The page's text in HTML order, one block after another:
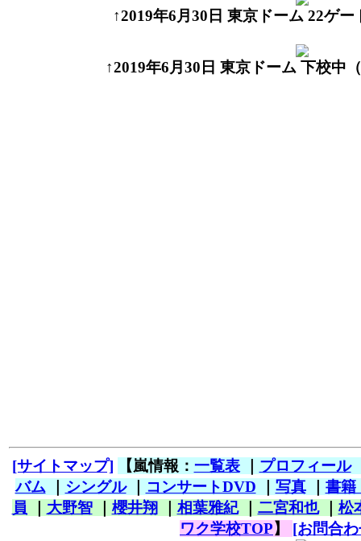
↑2019年6月30日 東京ドーム 22ゲ
↑2019年6月30日 東京ドーム 下校中
[サイトマップ] 【嵐情報： 一覧表｜ プロフィール
バム
シングル｜ コンサートDVD 写真｜ 書籍
員
大野智｜ 櫻井翔 相葉雅紀｜ 二宮和也｜ 松
ワク学校TOP】 [お問合